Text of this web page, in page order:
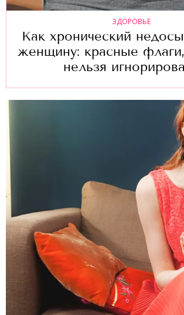
ЗДОРОВЬЕ
Как хронический
женщину: красные
нельзя